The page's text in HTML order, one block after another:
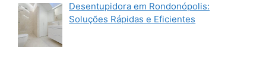
Desentupidora em Rondonópolis:
Soluções Rápidas e Eficientes